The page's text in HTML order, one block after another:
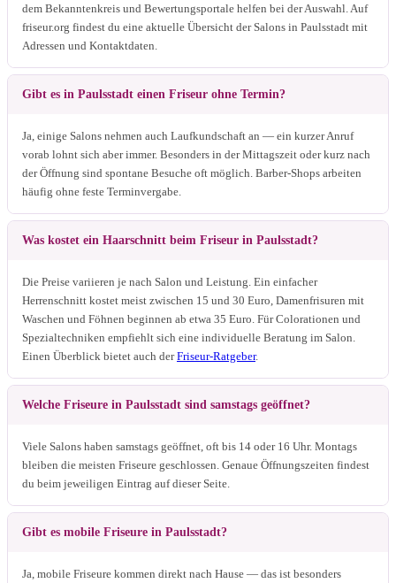
dem Bekanntenkreis und Bewertungsportale helfen bei der Auswahl. Auf
friseur.org findest du eine aktuelle Übersicht der Salons in Paulsstadt mit
Adressen und Kontaktdaten.
Gibt es in Paulsstadt einen Friseur ohne Termin?
Ja, einige Salons nehmen auch Laufkundschaft an — ein kurzer Anruf
vorab lohnt sich aber immer. Besonders in der Mittagszeit oder kurz nach
der Öffnung sind spontane Besuche oft möglich. Barber-Shops arbeiten
häufig ohne feste Terminvergabe.
Was kostet ein Haarschnitt beim Friseur in Paulsstadt?
Die Preise variieren je nach Salon und Leistung. Ein einfacher
Herrenschnitt kostet meist zwischen 15 und 30 Euro, Damenfrisuren mit
Waschen und Föhnen beginnen ab etwa 35 Euro. Für Colorationen und
Spezialtechniken empfiehlt sich eine individuelle Beratung im Salon.
Einen Überblick bietet auch derFriseur-Ratgeber.
Welche Friseure in Paulsstadt sind samstags geöffnet?
Viele Salons haben samstags geöffnet, oft bis 14 oder 16 Uhr. Montags
bleiben die meisten Friseure geschlossen. Genaue Öffnungszeiten findest
du beim jeweiligen Eintrag auf dieser Seite.
Gibt es mobile Friseure in Paulsstadt?
Ja, mobile Friseure kommen direkt nach Hause — das ist besonders